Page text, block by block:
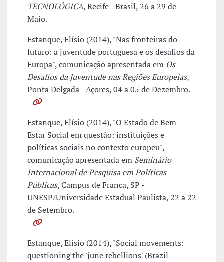
TECNOLÓGICA, Recife - Brasil, 26 a 29 de
Maio.
Estanque, Elísio (2014), "Nas fronteiras do
futuro: a juventude portuguesa e os desafios da
Europa", comunicação apresentada em Os
Desafios da Juventude nas Regiões Europeias,
Ponta Delgada - Açores, 04 a 05 de Dezembro.
Estanque, Elísio (2014), "O Estado de Bem-
Estar Social em questão: instituições e
políticas sociais no contexto europeu",
comunicação apresentada em Seminário
Internacional de Pesquisa em Políticas
Públicas, Campus de Franca, SP -
UNESP/Universidade Estadual Paulista, 22 a 22
de Setembro.
Estanque, Elísio (2014), "Social movements:
questioning the 'june rebellions' (Brazil -